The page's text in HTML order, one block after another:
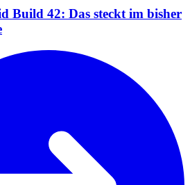
Build 42: Das steckt im bisher